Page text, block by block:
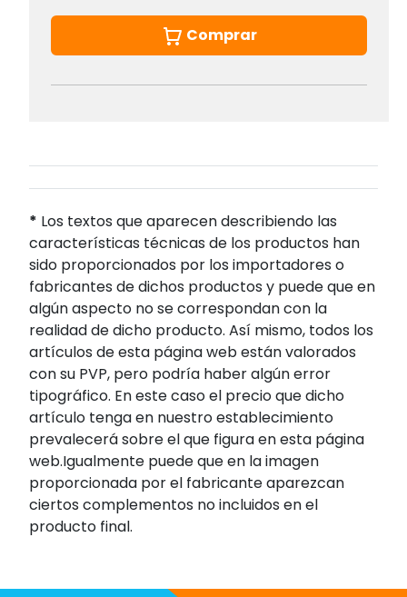
Comprar
* Los textos que aparecen describiendo las
características técnicas de los productos han
sido proporcionados por los importadores o
fabricantes de dichos productos y puede que en
algún aspecto no se correspondan con la
realidad de dicho producto. Así mismo, todos los
artículos de esta página web están valorados
con su PVP, pero podría haber algún error
tipográfico. En este caso el precio que dicho
artículo tenga en nuestro establecimiento
prevalecerá sobre el que figura en esta página
web.Igualmente puede que en la imagen
proporcionada por el fabricante aparezcan
ciertos complementos no incluidos en el
producto final.